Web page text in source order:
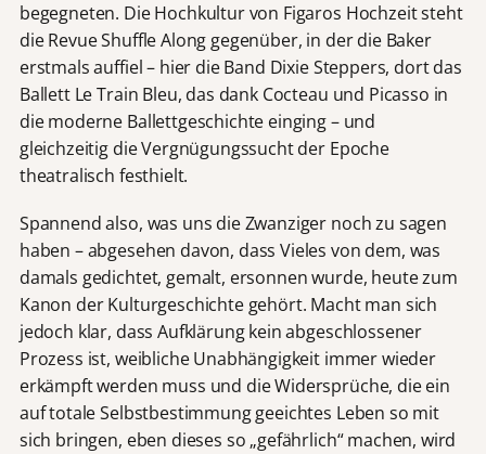
begegneten. Die Hochkultur von Figaros Hochzeit steht
die Revue Shuffle Along gegenüber, in der die Baker
erstmals auffiel – hier die Band Dixie Steppers, dort das
Ballett Le Train Bleu, das dank Cocteau und Picasso in
die moderne Ballettgeschichte einging – und
gleichzeitig die Vergnügungssucht der Epoche
theatralisch festhielt.
Spannend also, was uns die Zwanziger noch zu sagen
haben – abgesehen davon, dass Vieles von dem, was
damals gedichtet, gemalt, ersonnen wurde, heute zum
Kanon der Kulturgeschichte gehört. Macht man sich
jedoch klar, dass Aufklärung kein abgeschlossener
Prozess ist, weibliche Unabhängigkeit immer wieder
erkämpft werden muss und die Widersprüche, die ein
auf totale Selbstbestimmung geeichtes Leben so mit
sich bringen, eben dieses so „gefährlich“ machen, wird